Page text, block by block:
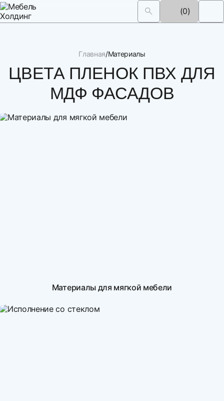
(0)
Главная Материалы
ЦВЕТА ПЛЕНОК ПВХ ДЛЯ
МДФ ФАСАДОВ
Материалы для мягкой мебели